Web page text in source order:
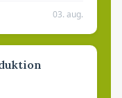
03. aug.